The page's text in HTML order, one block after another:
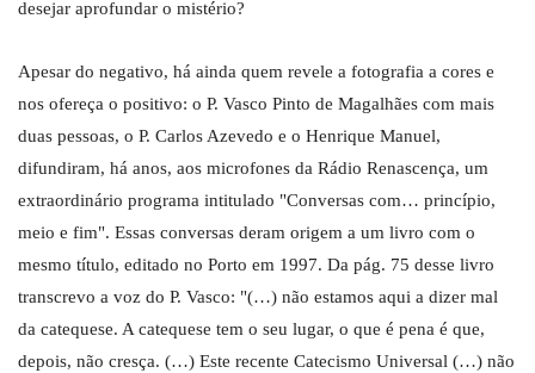
desejar aprofundar o mistério?
Apesar do negativo, há ainda quem revele a fotografia a cores e
nos ofereça o positivo: o P. Vasco Pinto de Magalhães com mais
duas pessoas, o P. Carlos Azevedo e o Henrique Manuel,
difundiram, há anos, aos microfones da Rádio Renascença, um
extraordinário programa intitulado "Conversas com… princípio,
meio e fim". Essas conversas deram origem a um livro com o
mesmo título, editado no Porto em 1997. Da pág. 75 desse livro
transcrevo a voz do P. Vasco: "(…) não estamos aqui a dizer mal
da catequese. A catequese tem o seu lugar, o que é pena é que,
depois, não cresça. (…) Este recente Catecismo Universal (…) não